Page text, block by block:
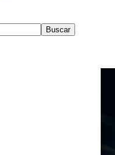
Buscar